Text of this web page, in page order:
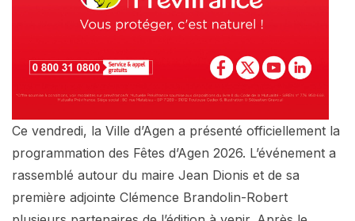
Ce vendredi, la Ville d’Agen a présenté officiellement la
programmation des Fêtes d’Agen 2026. L’événement a
rassemblé autour du maire Jean Dionis et de sa
première adjointe Clémence Brandolin-Robert